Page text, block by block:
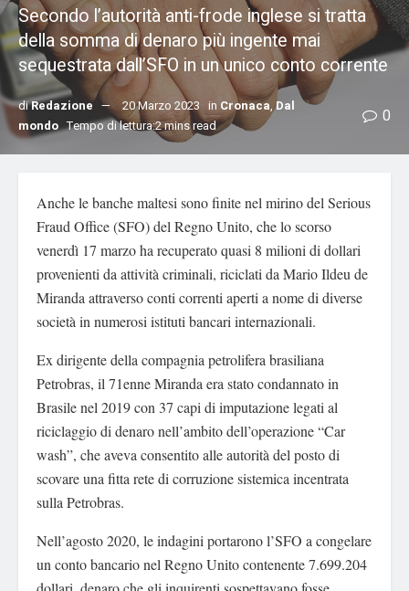
Secondo l’autorità anti-frode inglese si tratta
della somma di denaro più ingente mai
sequestrata dall’SFO in un unico conto corrente
diRedazione 20 Marzo 2023 in Cronaca,Dal
mondo Tempo di lettura:2 mins read 0
Anche le banche maltesi sono finite nel mirino del Serious
Fraud Office (SFO) del Regno Unito, che lo scorso
venerdì 17 marzo ha recuperato quasi 8 milioni di dollari
provenienti da attività criminali, riciclati da Mario Ildeu de
Miranda attraverso conti correnti aperti a nome di diverse
società in numerosi istituti bancari internazionali.
Ex dirigente della compagnia petrolifera brasiliana
Petrobras, il 71enne Miranda era stato condannato in
Brasile nel 2019 con 37 capi di imputazione legati al
riciclaggio di denaro nell’ambito dell’operazione “Car
wash”, che aveva consentito alle autorità del posto di
scovare una fitta rete di corruzione sistemica incentrata
sulla Petrobras.
Nell’agosto 2020, le indagini portarono l’SFO a congelare
un conto bancario nel Regno Unito contenente 7.699.204